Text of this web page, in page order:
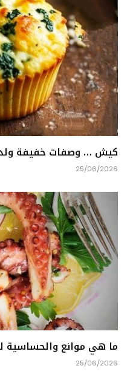
كيش … وصفات خفيفة
25/06/2026
ما هي موانع والحساسية
25/06/2026